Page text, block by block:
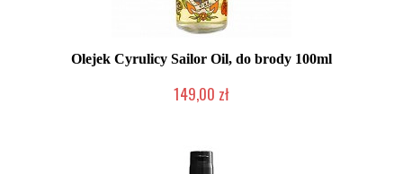
Olejek Cyrulicy Sailor Oil, do brody 100ml
149,00 zł